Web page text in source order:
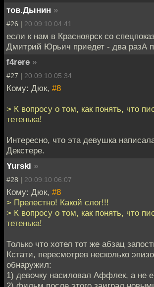
тов.Дынин »
#26 | 20.09.10 04:41
если к нам в Красноярск со
Дмитрий Юрьич приедет - два разА
f4rere »
#27 | 20.09.10 05:34
Кому: Дюк, #8
> К вопросу о том, как понять, что
тетенька!
Интересно, что эта девушка
Декстере.
Yurski »
#28 | 20.09.10 06:07
Кому: Дюк, #8
> Прелестно! Какой слог!!!
> К вопросу о том, как понять, что
тетенька!
Только что хотел тот же абзац
Кстати, пересмотрев несколько
обнаружил:
1) девочку насиловал Аффлек, а не